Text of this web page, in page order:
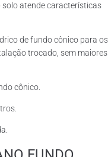
solo atende características
de fundo cônico para os
trocado, sem maiores
cônico.